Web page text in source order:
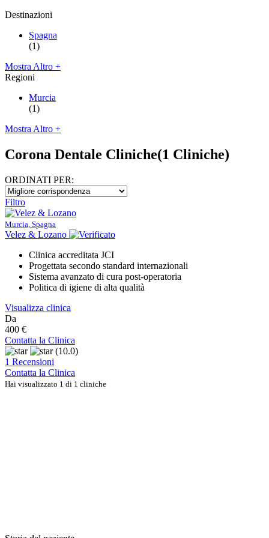
Destinazioni
Spagna
(1)
Mostra Altro +
Regioni
Murcia
(1)
Mostra Altro +
Corona Dentale Cliniche(1 Cliniche)
ORDINATI PER:
Filtro
Murcia, Spagna
Velez & Lozano
Clinica accreditata JCI
Progettata secondo standard internazionali
Sistema avanzato di cura post-operatoria
Politica di igiene di alta qualità
Visualizza clinica
Da
400 €
Contatta la Clinica
(10.0)
1 Recensioni
Contatta la Clinica
Hai visualizzato 1 di 1 cliniche